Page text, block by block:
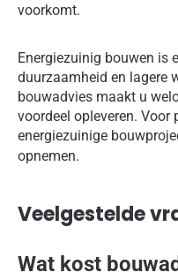
voorkomt.
Energiezuinig bouwen is
duurzaamheid en lagere
bouwadvies maakt u
voordeel opleveren.
energiezuinige
opnemen.
Veelgestelde
Wat kost